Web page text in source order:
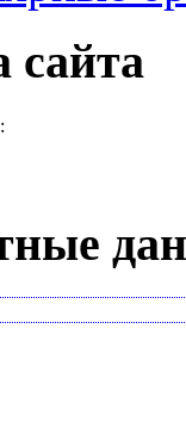
сайта